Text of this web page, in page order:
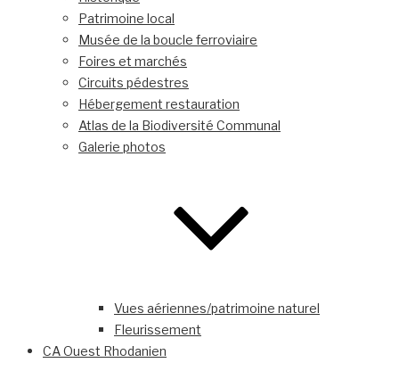
Patrimoine local
Musée de la boucle ferroviaire
Foires et marchés
Circuits pédestres
Hébergement restauration
Atlas de la Biodiversité Communal
Galerie photos
Vues aériennes/patrimoine naturel
Fleurissement
CA Ouest Rhodanien